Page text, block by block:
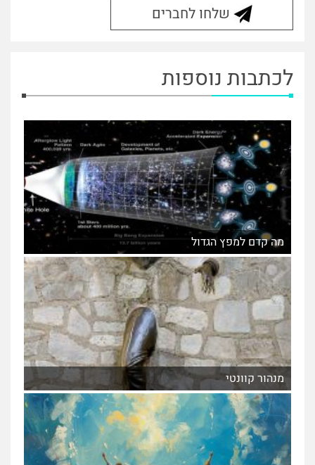
שלחו לחברים
לכתבות נוספות
מה קדם למפץ הגדול
מנהור קוונטי